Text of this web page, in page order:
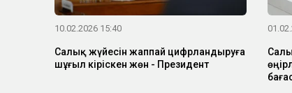
10.02.2026 15:40
Салық жүйесін жаппай цифрландыруға
шұғыл кіріскен жөн - Президент